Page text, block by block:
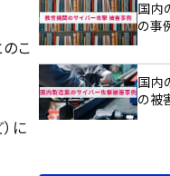
こ
に
国内
の事
国内
の被